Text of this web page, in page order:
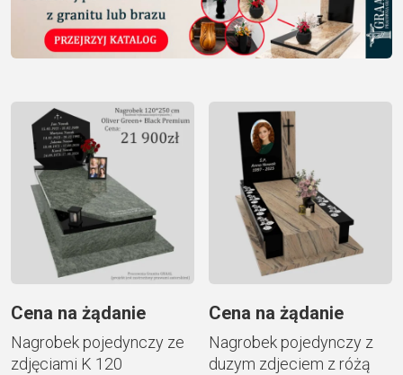
Cena na żądanie
Nagrobek pojedynczy ze
zdjęciami K 120
Cena na żądanie
Nagrobek pojedynczy z
duzym zdjeciem z różą